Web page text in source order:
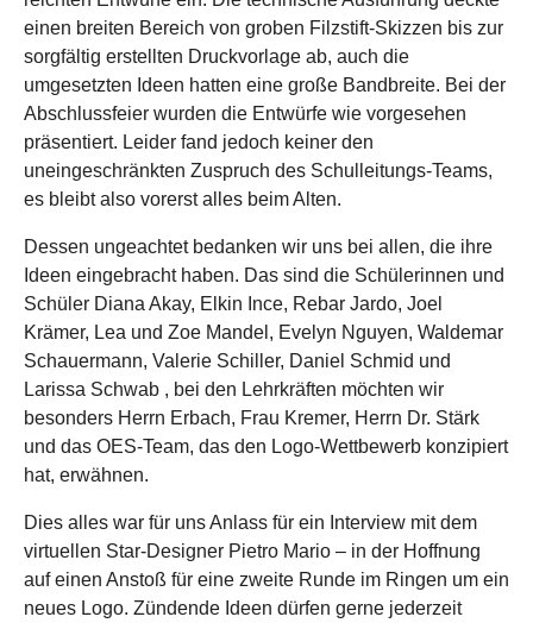
einen breiten Bereich von groben Filzstift-Skizzen bis zur
sorgfältig erstellten Druckvorlage ab, auch die
umgesetzten Ideen hatten eine große Bandbreite. Bei der
Abschlussfeier wurden die Entwürfe wie vorgesehen
präsentiert. Leider fand jedoch keiner den
uneingeschränkten Zuspruch des Schulleitungs-Teams,
es bleibt also vorerst alles beim Alten.
Dessen ungeachtet bedanken wir uns bei allen, die ihre
Ideen eingebracht haben. Das sind die Schülerinnen und
Schüler Diana Akay, Elkin Ince, Rebar Jardo, Joel
Krämer, Lea und Zoe Mandel, Evelyn Nguyen, Waldemar
Schauermann, Valerie Schiller, Daniel Schmid und
Larissa Schwab , bei den Lehrkräften möchten wir
besonders Herrn Erbach, Frau Kremer, Herrn Dr. Stärk
und das OES-Team, das den Logo-Wettbewerb konzipiert
hat, erwähnen.
Dies alles war für uns Anlass für ein Interview mit dem
virtuellen Star-Designer Pietro Mario – in der Hoffnung
auf einen Anstoß für eine zweite Runde im Ringen um ein
neues Logo. Zündende Ideen dürfen gerne jederzeit